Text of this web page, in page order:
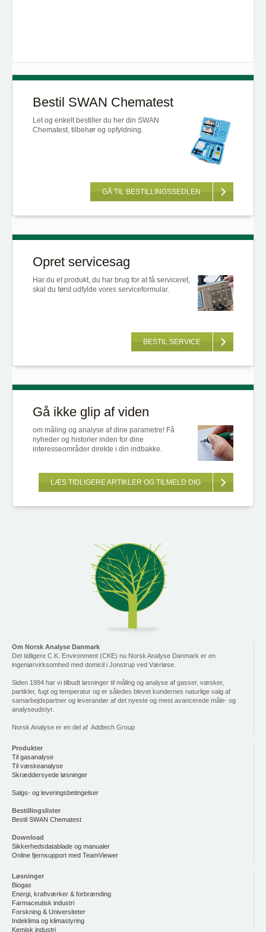
Bestil SWAN Chematest
Let og enkelt bestiller du her din SWAN
Chematest, tilbehør og opfyldning.
GÅ TIL BESTILLINGSSEDLEN
Opret servicesag
Har du et produkt, du har brug for at få serviceret,
skal du først udfylde vores serviceformular.
BESTIL SERVICE
Gå ikke glip af viden
om måling og analyse af dine parametre! Få
nyheder og historier inden for dine
interesseområder direkte i din indbakke.
LÆS TIDLIGERE ARTIKLER OG TILMELD DIG
Om Norsk Analyse Danmark
Det tidligere C.K. Environment (CKE) nu Norsk Analyse Danmark er en
ingeniørvirksomhed med domicil i Jonstrup ved Værløse.
Siden 1994 har vi tilbudt løsninger til måling og analyse af gasser, væsker,
partikler, fugt og temperatur og er således blevet kundernes naturlige valg af
samarbejdspartner og leverandør af det nyeste og mest avancerede måle- og
analyseudstyr.
Norsk Analyse er en del af Addtech Group
Produkter
Til gasanalyse
Til væskeanalyse
Skræddersyede løsninger
Salgs- og leveringsbetingelser
Bestillingslister
Bestil SWAN Chematest
Download
Sikkerhedsdatablade og manualer
Online fjernsupport med TeamViewer
Løsninger
Biogas
Energi, kraftværker & forbrænding
Farmaceutisk industri
Forskning & Universiteter
Indeklima og klimastyring
Kemisk industri